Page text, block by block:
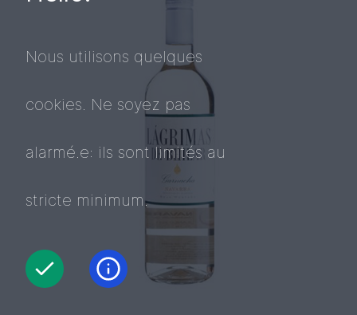
Nous utilisons quelques
cookies. Ne soyez pas
alarmé.e: ils sont limités au
stricte minimum.